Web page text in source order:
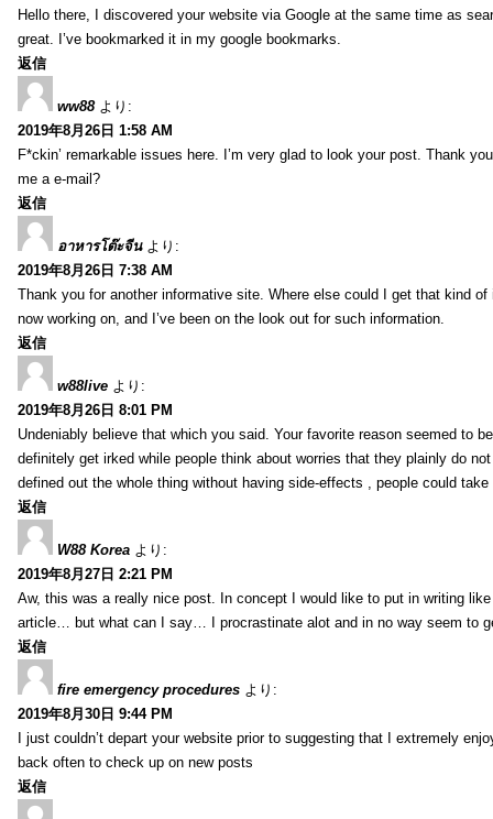
Hello there, I discovered your website via Google at the same time as
great. I’ve bookmarked it in my google bookmarks.
返信
ww88 より:
2019年8月26日 1:58 AM
F*ckin’ remarkable issues here. I’m very glad to look your post. Thank
me a e-mail?
返信
อาหารโต๊ะจีน より:
2019年8月26日 7:38 AM
Thank you for another informative site. Where else could I get that kind
now working on, and I’ve been on the look out for such information.
返信
w88live より:
2019年8月26日 8:01 PM
Undeniably believe that which you said. Your favorite reason seemed to
definitely get irked while people think about worries that they plainly do
defined out the whole thing without having side-effects , people could
返信
W88 Korea より:
2019年8月27日 2:21 PM
Aw, this was a really nice post. In concept I would like to put in writing
article… but what can I say… I procrastinate alot and in no way seem to
返信
fire emergency procedures より:
2019年8月30日 9:44 PM
I just couldn’t depart your website prior to suggesting that I extremely
back often to check up on new posts
返信